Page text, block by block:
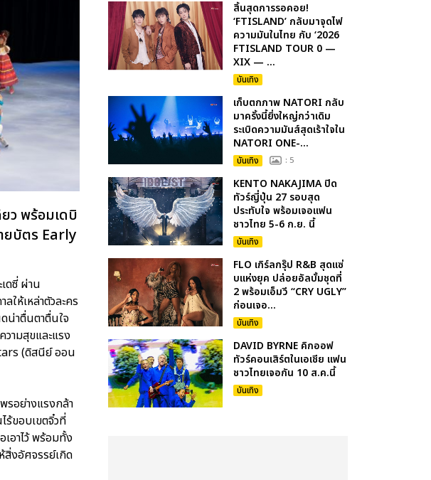
ว พร้อมเดบิ
ยบัตร Early
ดซี่ ผ่าน
ให้เหล่าตัวละคร
น่าตื่นตาตื่นใจ
ามสุขและแรง
(ดิสนีย์ ออน
รอย่างแรงกล้า
ร้ขอบเขตจิ๋วที่
อาไว้ พร้อมทั้ง
สิ่งอัศจรรย์เกิด
สิ้นสุดการรอคอย!
‘FTISLAND’ กลับมาจุดไฟ
ความมันในไทย กับ ‘2026
FTISLAND TOUR 0 —
XIX — ...
บันเทิง
เก็บตกภาพ NATORI กลับ
มาครั้งนี้ยิ่งใหญ่กว่าเดิม
ระเบิดความมันส์สุดเร้าใจใน
NATORI ONE-...
บันเทิง : 5
KENTO NAKAJIMA ปิด
ทัวร์ญี่ปุ่น 27 รอบสุด
ประทับใจ พร้อมเจอแฟน
ชาวไทย 5-6 ก.ย. นี้
บันเทิง
FLO เกิร์ลกรุ๊ป R&B สุดแซ่
บแห่งยุค ปล่อยอัลบั้มชุดที่
2 พร้อมเอ็มวี “CRY UGLY”
ก่อนเจอ...
บันเทิง
DAVID BYRNE คิกออฟ
ทัวร์คอนเสิร์ตในเอเชีย แฟน
ชาวไทยเจอกัน 10 ส.ค.นี้
บันเทิง